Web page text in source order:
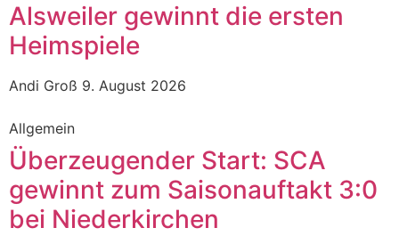
Alsweiler gewinnt die ersten
Heimspiele
Andi Groß 9. August 2026
Allgemein
Überzeugender Start: SCA
gewinnt zum Saisonauftakt 3:0
bei Niederkirchen